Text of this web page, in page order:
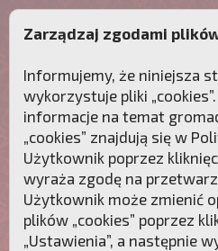
Zarządzaj zgodami
Informujemy, że niniejsza
wykorzystuje pliki
informacje na temat
„cookies” znajdują się w
Użytkownik poprzez
wyraża zgodę na
Użytkownik może zmienić
plików „cookies” poprzez
„Ustawienia”, a następnie